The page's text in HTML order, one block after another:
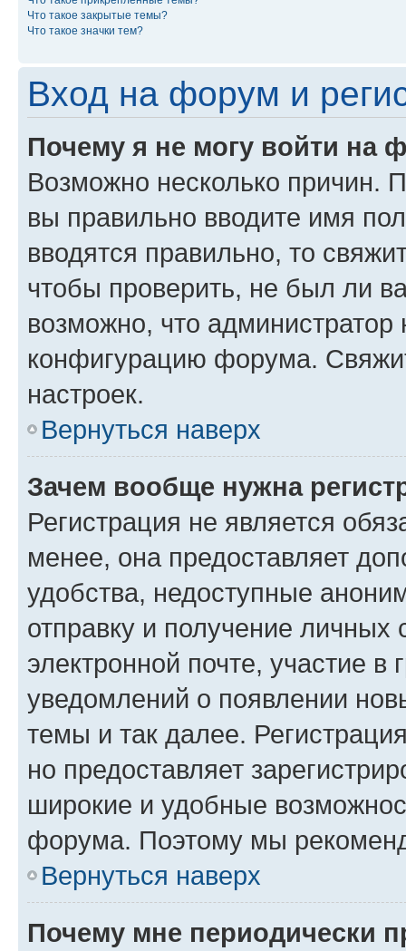
Что такое закрытые темы?
Что такое значки тем?
Вход на форум и
Почему я не могу войти на
Возможно несколько причин.
вы правильно вводите имя
вводятся правильно, то
чтобы проверить, не был ли
возможно, что администратор
конфигурацию форума.
настроек.
Вернуться наверх
Зачем вообще нужна
Регистрация не является
менее, она предоставляет
удобства, недоступные
отправку и получение
электронной почте, участие в
уведомлений о появлении
темы и так далее.
но предоставляет
широкие и удобные
форума. Поэтому мы
Вернуться наверх
Почему мне периодически